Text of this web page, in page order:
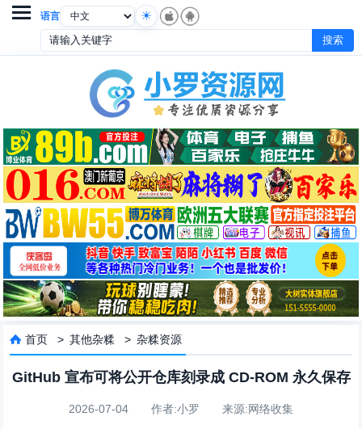
语言

 首页 >其他杂糅 >杂糅资源
GitHub 宣布可将公开仓库刻录成 CD-ROM 永久保存
2026-07-04 作者:小罗 来源:网络收集